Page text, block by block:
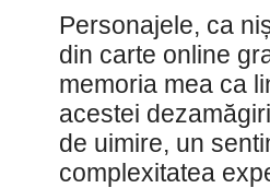
Personajele, ca
din carte online
memoria mea ca
acestei
de uimire, un
complexitatea